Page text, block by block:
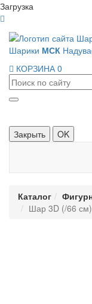
Загрузка
Шарики МСК
КОРЗИНА 0
Закрыть OK
Каталог
Шар 3D (/66